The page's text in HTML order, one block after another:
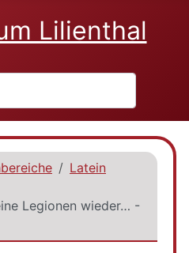
Latein
Legionen wieder… -